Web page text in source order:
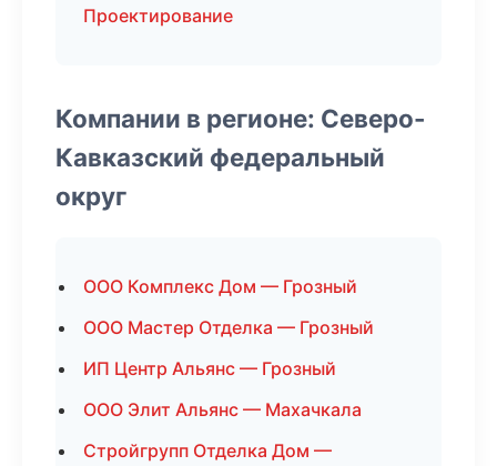
Проектирование
Компании в регионе: Северо-
Кавказский федеральный
округ
ООО Комплекс Дом — Грозный
ООО Мастер Отделка — Грозный
ИП Центр Альянс — Грозный
ООО Элит Альянс — Махачкала
Стройгрупп Отделка Дом —